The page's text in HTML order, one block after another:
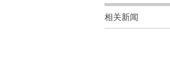
相关新闻